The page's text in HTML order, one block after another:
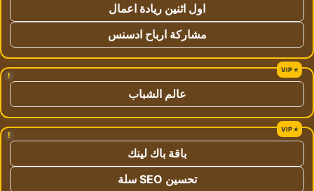
اول اثنين ريادة اعمال
مشاركة ارباح ادسنس
!
عالم الشباب
!
باقة باك لينك
تحسين SEO سلة